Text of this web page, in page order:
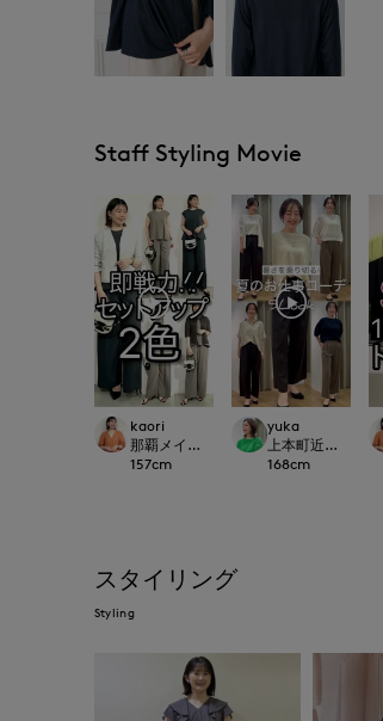
Staff Styling Movie
kaori
那覇メインプレイスI.T.'S.international
157cm
yuka
上本町近鉄
168cm
スタイリング
Styling